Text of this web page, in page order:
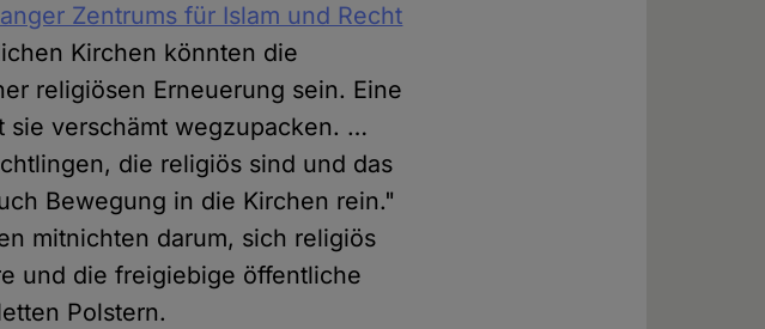
Zentrums für Islam und Recht
Kirchen könnten die
religiösen Erneuerung sein. Eine
sie verschämt wegzupacken. …
die religiös sind und das
Bewegung in die Kirchen rein."
mitnichten darum, sich religiös
und die freigiebige öffentliche
Polstern.